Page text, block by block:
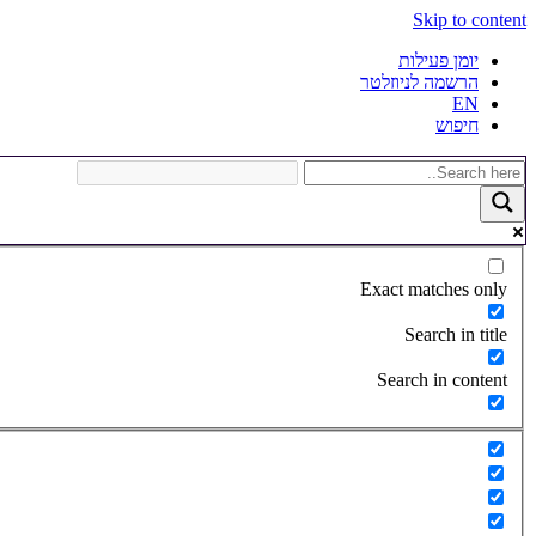
Skip to content
יומן פעילות
הרשמה לניוזלטר
EN
חיפוש
Exact matches only
Search in title
Search in content